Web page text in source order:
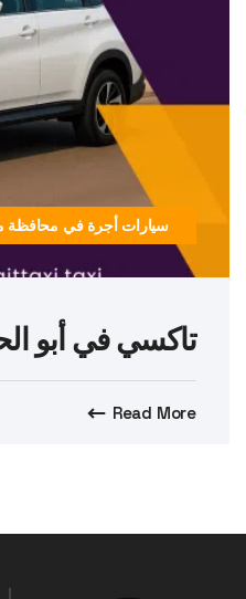
سيارات أجرة في محافظة
تاكسي في أبو
Read More